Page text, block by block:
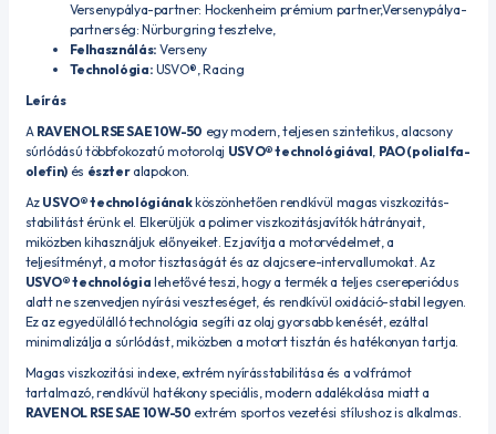
Versenypálya-partner: Hockenheim prémium partner,Versenypálya-
partnerség: Nürburgring tesztelve,
Felhasználás: Verseny
Technológia: USVO®, Racing
Leírás
A RAVENOL RSE SAE 10W-50 egy modern, teljesen szintetikus, alacsony
súrlódású többfokozatú motorolaj USVO® technológiával, PAO (polialfa-
olefin)és észteralapokon.
Az USVO® technológiánakköszönhetően rendkívül magas viszkozitás-
stabilitást érünk el. Elkerüljük a polimer viszkozitásjavítók hátrányait,
miközben kihasználjuk előnyeiket. Ez javítja a motorvédelmet, a
teljesítményt, a motor tisztaságát és az olajcsere-intervallumokat. Az
USVO® technológia lehetővé teszi, hogy a termék a teljes csereperiódus
alatt ne szenvedjen nyírási veszteséget, és rendkívül oxidáció-stabil legyen.
Ez az egyedülálló technológia segíti az olaj gyorsabb kenését, ezáltal
minimalizálja a súrlódást, miközben a motort tisztán és hatékonyan tartja.
Magas viszkozitási indexe, extrém nyírásstabilitása és a volfrámot
tartalmazó, rendkívül hatékony speciális, modern adalékolása miatt a
RAVENOL RSE SAE 10W-50 extrém sportos vezetési stílushoz is alkalmas.